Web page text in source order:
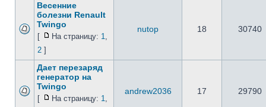
Весенние
болезни Renault
Twingo
[ На страницу: 1,
2 ]
nutop 18 30740
Дает перезаряд
генератор на
Twingo
[ На страницу: 1,
andrew2036 17 29790